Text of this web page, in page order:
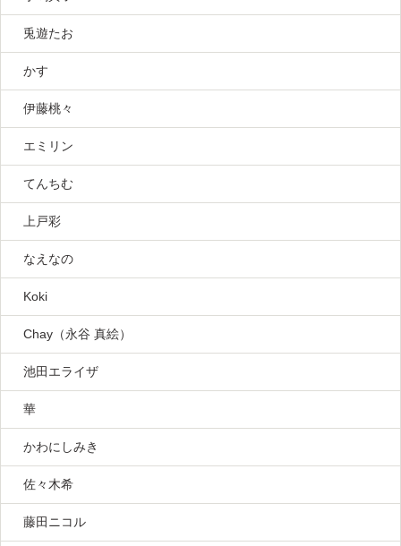
兎遊たお
かす
伊藤桃々
エミリン
てんちむ
上戸彩
なえなの
Koki
Chay（永谷 真絵）
池田エライザ
華
かわにしみき
佐々木希
藤田ニコル